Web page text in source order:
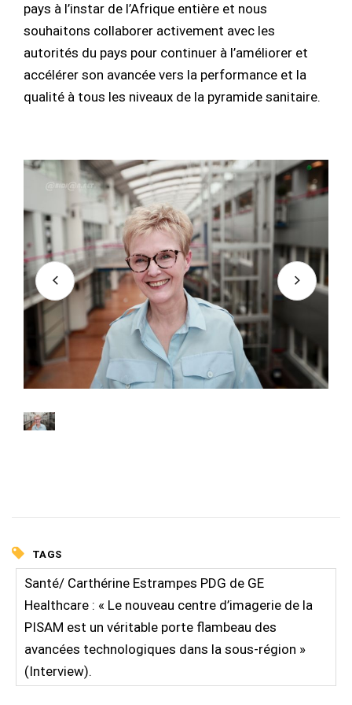
pays à l’instar de l’Afrique entière et nous
souhaitons collaborer activement avec les
autorités du pays pour continuer à l’améliorer et
accélérer son avancée vers la performance et la
qualité à tous les niveaux de la pyramide sanitaire.
TAGS
Santé/ Carthérine Estrampes PDG de GE
Healthcare : « Le nouveau centre d’imagerie de la
PISAM est un véritable porte flambeau des
avancées technologiques dans la sous-région »
(Interview).